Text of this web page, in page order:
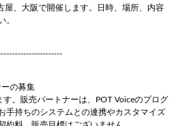
屋、大阪で開催します。日時、場所、内容
。
の募集
。販売パートナーは、POT Voiceのプログ
手持ちのシステムとの連携やカスタマイズ
約料、販売目標はございません。